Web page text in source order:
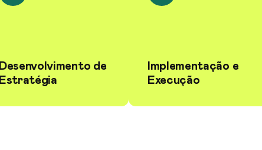
Desenvolvimento de
Estratégia
Implementação e
Execução